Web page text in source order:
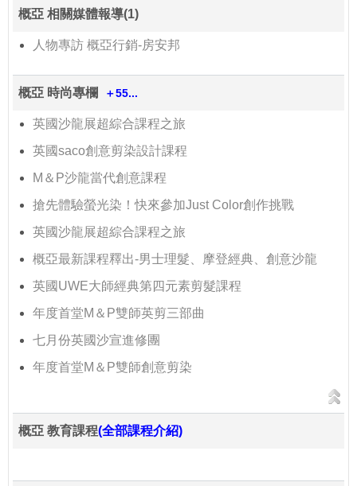
概亞 相關媒體報導(1)
人物專訪 概亞行銷-房安邦
概亞 時尚專欄 ＋55...
英國沙龍展超綜合課程之旅
英國saco創意剪染設計課程
M＆P沙龍當代創意課程
搶先體驗螢光染！快來參加Just Color創作挑戰
英國沙龍展超綜合課程之旅
概亞最新課程釋出-男士理髮、摩登經典、創意沙龍
英國UWE大師經典第四元素剪髮課程
年度首堂M＆P雙師英剪三部曲
七月份英國沙宣進修團
年度首堂M＆P雙師創意剪染
概亞 教育課程(全部課程介紹)